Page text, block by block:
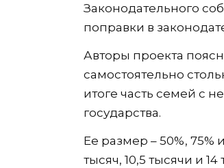
Законодательного
поправки в
Авторы проекта
самостоятельно
итоге часть семей с
государства.
Ее размер – 50%,
тысяч, 10,5 тысячи и